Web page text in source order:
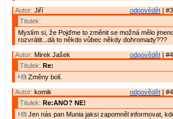
odpovědět |
Autor: Jiří
Titulek:
Myslím si, že Pojďme to změnit se možná mělo
rozvrátit...dá to někdo vůbec někdy dohromady???
odpovědět |
Autor: Mirek Jašek
Titulek: Re:
Změny bolí.
odpovědět |
Autor: komik
Titulek: Re:ANO? NE!
Jen nás pan Munia jaksi zapomněl informovat,